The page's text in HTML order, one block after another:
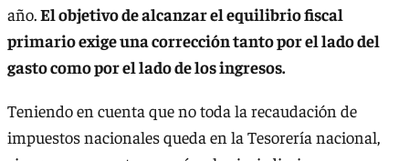
año.El objetivo de alcanzar el equilibrio fiscal
primario exige una corrección tanto por el lado del
gasto como por el lado de los ingresos.
Teniendo en cuenta que no toda la recaudación de
impuestos nacionales queda en la Tesorería nacional,